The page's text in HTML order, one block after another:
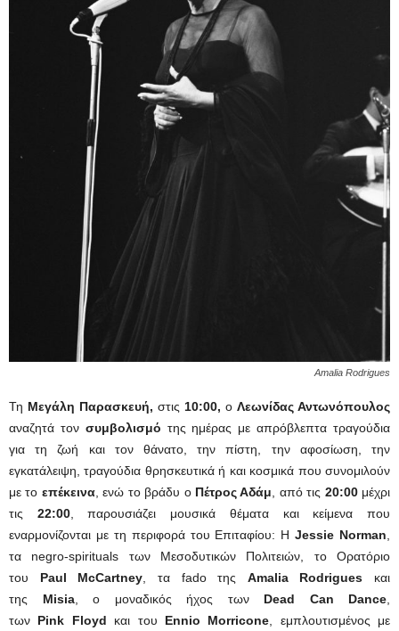
Amalia Rodrigues
Τη Μεγάλη Παρασκευή, στις 10:00, ο Λεωνίδας Αντωνόπουλος
αναζητά τον συμβολισμό της ημέρας με απρόβλεπτα τραγούδια
για τη ζωή και τον θάνατο, την πίστη, την αφοσίωση, την
εγκατάλειψη, τραγούδια θρησκευτικά ή και κοσμικά που συνομιλούν
με το επέκεινα, ενώ το βράδυ ο Πέτρος Αδάμ , από τις 20:00μέχρι
τις 22:00, παρουσιάζει μουσικά θέματα και κείμενα που
εναρμονίζονται με τη περιφορά του Επιταφίου: HJessie Norman
τα negro-spirituals των Μεσοδυτικών Πολιτειών, το Ορατόριο
του Paul McCartney , τα fado της Amalia Rodrigues και
της Misia, o μοναδικός ήχος των Dead Can Dance
των Pink Floyd και του Ennio Morricone , εμπλουτισμένος με